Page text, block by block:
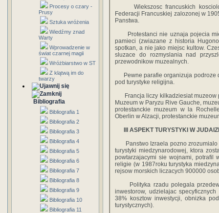
Procesy o czary -
Prusy
Sztuka wróżenia
Wiedźmy znad
Warty
Wprowadzenie w
świat czarnej magii
Wróżbiarstwo w ST
Z klątwą im do
twarzy
Bibliografia
Bibliografia 1
Bibliografia 2
Bibliografia 3
Bibliografia 4
Bibliografia 5
Bibliografia 6
Bibliografia 7
Bibliografia 8
Bibliografia 9
Bibliografia 10
Bibliografia 11
Wiekszosc francuskich
Federacji Francuskiej zalozonej w
Panstwa.
Protestanci nie uznaja pojecia
pamieci (zwiazane z historia
spotkan, a nie jako miejsc kultow.
sluzace do rozmyslania nad
przewodnikow muzealnych.
Pewne parafie organizuja podroze
pod turystyke religijna.
Francja liczy kilkadziesiat muzeow
Muzeum w Paryzu Rive Gauche,
protestanckie muzeum w la
Oberlin w Alzacji, protestanckie
III ASPEKT TURYSTYKI W
Panstwo Izraela pozno zrozumialo
turystyki miedzynarodowej, ktora
powtarzajacymi sie wojnami, potrafil
religie (w 1987roku turystyka
rejsow morskich liczacych 900000
Polityka rzadu polegala
inwestorow, udzielajac
38% kosztow inwestycji, obnizka
turystycznych).